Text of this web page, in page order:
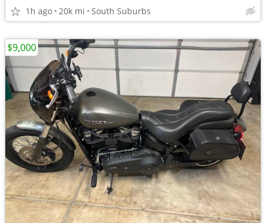
1h ago 20k mi South Suburbs
$9,000